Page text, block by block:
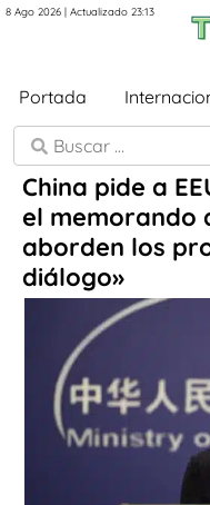
8 Ago 2026 | Actualizado 23:13
Portada
China pide a
el memorando
aborden los
diálogo»